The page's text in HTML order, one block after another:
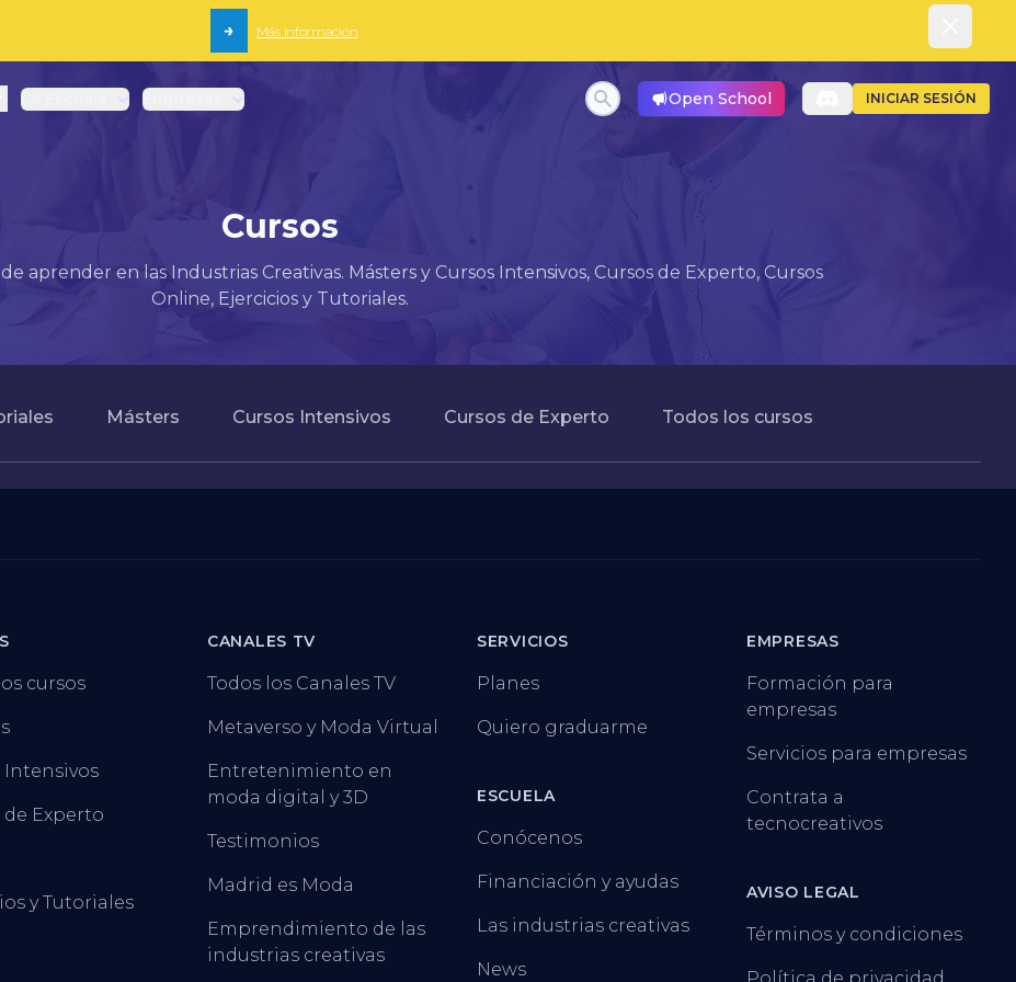
→ Más información
La Escuela Empresas Open School INICIAR SESIÓN
Cursos
aprender en las Industrias Creativas. Másters y Cursos Intensivos, Cursos de Experto, Cursos
Online, Ejercicios y Tutoriales.
Másters Cursos Intensivos Cursos de Experto Todos los cursos
cursos
Intensivos
de Experto
y Tutoriales
CANALES TV
Todos los Canales TV
Metaverso y Moda Virtual
Entretenimiento en
moda digital y 3D
Testimonios
Madrid es Moda
Emprendimiento de las
industrias creativas
SERVICIOS
Planes
Quiero graduarme
ESCUELA
Conócenos
Financiación y ayudas
Las industrias creativas
News
EMPRESAS
Formación para
empresas
Servicios para empresas
Contrata a
tecnocreativos
AVISO LEGAL
Términos y condiciones